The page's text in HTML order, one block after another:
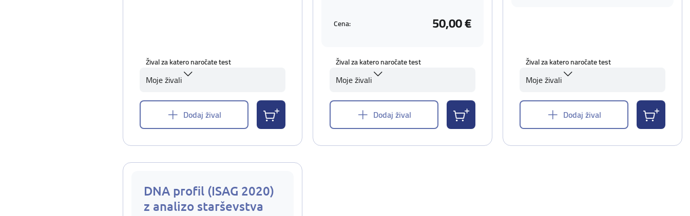
Žival za katero naročate test
Moje živali
Dodaj žival
Cena: 50,00 €
Žival za katero naročate test
Moje živali
Dodaj žival
Žival za katero naročate test
Moje živali
Dodaj žival
DNA profil (ISAG 2020)
z analizo starševstva